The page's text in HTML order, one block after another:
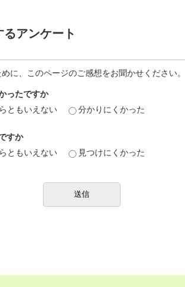
アンケート
に、このページのご感想をお聞かせください。
ったですか
ともいえない 分かりにくかった
すか
ともいえない 見つけにくかった